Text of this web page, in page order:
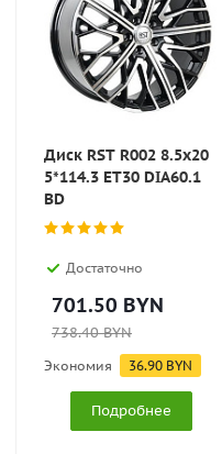
Диск RST R002 8.5x20
5*114.3 ET30 DIA60.1
BD
Достаточно
701.50 BYN
738.40BYN
Экономия 36.90 BYN
Подробнее